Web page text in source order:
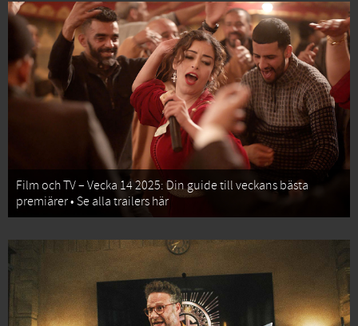
Film och TV – Vecka 14 2025: Din guide till veckans bästa
premiärer • Se alla trailers här